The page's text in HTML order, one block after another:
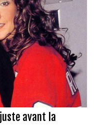
juste avant la